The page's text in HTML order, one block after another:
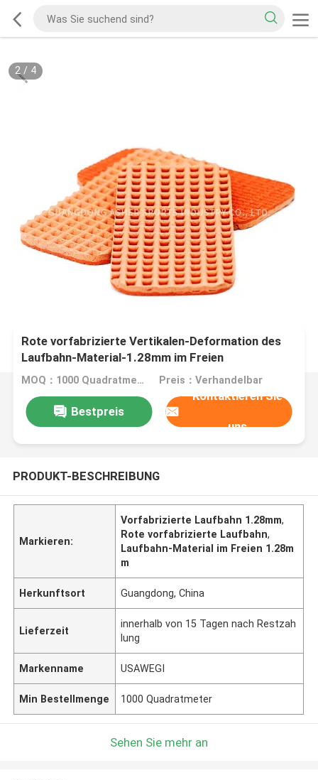
2/ 4
Rote vorfabrizierte Vertikalen-Deformation des
Laufbahn-Material-1.28mm im Freien
MOQ：1000 Quadratmeter Preis：Verhandelbar
Bestpreis
Kontaktieren Sie
uns
PRODUKT-BESCHREIBUNG
Markieren:
Vorfabrizierte Laufbahn 1.28mm,
Rote vorfabrizierte Laufbahn,
Laufbahn-Material im Freien 1.28m
m
Herkunftsort Guangdong, China
Lieferzeit
innerhalb von 15 Tagen nach Restzah
lung
Markenname USAWEGI
Min Bestellmenge 1000 Quadratmeter
Sehen Sie mehr an